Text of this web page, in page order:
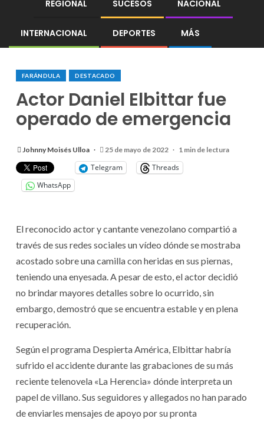
REGIONAL SUCESOS NACIONAL
INTERNACIONAL DEPORTES MÁS
FARÁNDULA DESTACADO
Actor Daniel Elbittar fue
operado de emergencia
Johnny Moisés Ulloa 25 de mayo de 2022 1 min de lectura
Telegram
Threads
WhatsApp
El reconocido actor y cantante venezolano compartió a
través de sus redes sociales un vídeo dónde se mostraba
acostado sobre una camilla con heridas en sus piernas,
teniendo una enyesada. A pesar de esto, el actor decidió
no brindar mayores detalles sobre lo ocurrido, sin
embargo, demostró que se encuentra estable y en plena
recuperación.
Según el programa Despierta América, Elbittar habría
sufrido el accidente durante las grabaciones de su más
reciente telenovela «La Herencia» dónde interpreta un
papel de villano. Sus seguidores y allegados no han parado
de enviarles mensajes de apoyo por su pronta